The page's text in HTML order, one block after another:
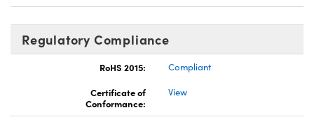
Regulatory Compliance
RoHS 2015:
Compliant
Certificate of
Conformance:
View